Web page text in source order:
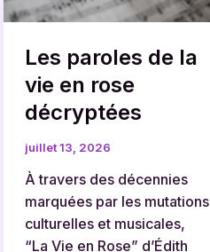
Les paroles de la
vie en rose
décryptées
juillet 13, 2026
À travers des décennies
marquées par les mutations
culturelles et musicales,
“La Vie en Rose” d’Édith
rose